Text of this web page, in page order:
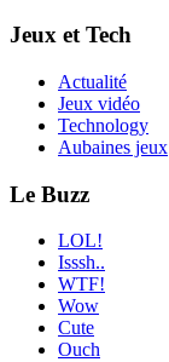
Jeux et Tech
Actualité
Jeux vidéo
Technology
Aubaines jeux
Le Buzz
LOL!
Isssh..
WTF!
Wow
Cute
Ouch